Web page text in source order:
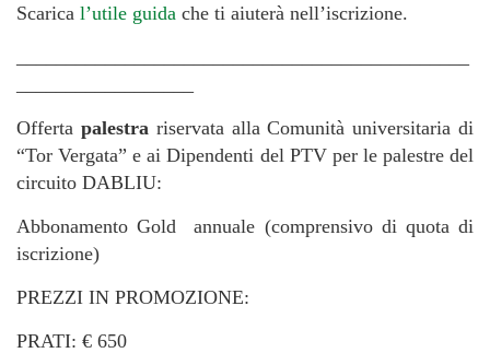
Scarica l’utile guida che ti aiuterà nell’iscrizione.
Offerta palestra riservata alla Comunità universitaria di
“Tor Vergata” e ai Dipendenti del PTV per le palestre del
circuito DABLIU:
Abbonamento Gold annuale (comprensivo di quota di
iscrizione)
PREZZI IN PROMOZIONE:
PRATI: € 650